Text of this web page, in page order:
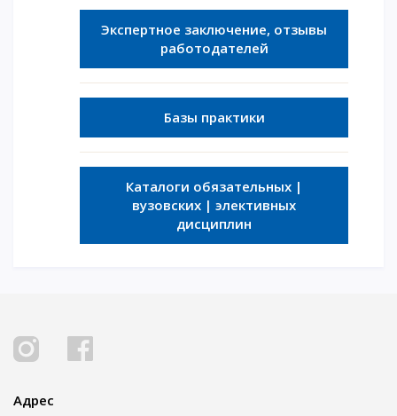
Экспертное заключение, отзывы
работодателей
Базы практики
Каталоги обязательных |
вузовских | элективных
дисциплин
Адрес